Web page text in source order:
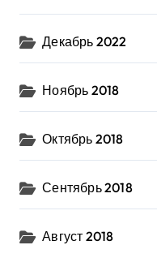
Декабрь 2022
Ноябрь 2018
Октябрь 2018
Сентябрь 2018
Август 2018